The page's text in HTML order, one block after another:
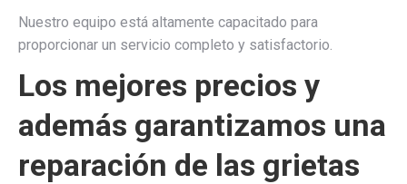
Nuestro equipo está altamente capacitado para
proporcionar un servicio completo y satisfactorio.
Los mejores precios y
además garantizamos una
reparación de las grietas